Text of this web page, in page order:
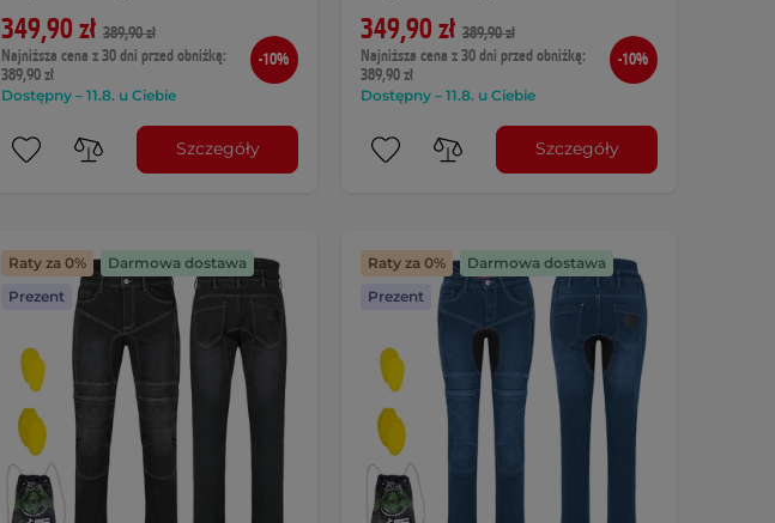
349,90 zł 389,90 zł
Najniższa cena z 30 dni przed obniżką:
389,90 zł
Dostępny – 11.8. u Ciebie
-10%
Szczegóły
349,90 zł 389,90 zł
Najniższa cena z 30 dni przed obniżką:
389,90 zł
Dostępny – 11.8. u Ciebie
-10%
Szczegóły
Raty za 0%
Darmowa dostawa
Prezent
Raty za 0%
Darmowa dostawa
Prezent